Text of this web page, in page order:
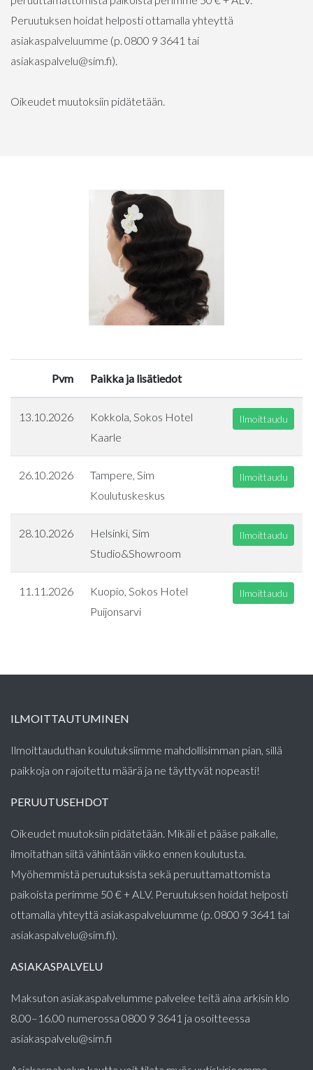
Peruutuksen hoidat helposti ottamalla yhteyttä
asiakaspalveluumme (p. 0800 9 3641 tai
asiakaspalvelu@sim.fi).
Oikeudet muutoksiin pidätetään.
Pvm Paikka ja lisätiedot
13.10.2026
Kokkola, Sokos Hotel
Kaarle
Ilmoittaudu
26.10.2026
Tampere, Sim
Koulutuskeskus
Ilmoittaudu
28.10.2026
Helsinki, Sim
Studio&Showroom
Ilmoittaudu
11.11.2026
Kuopio, Sokos Hotel
Puijonsarvi
Ilmoittaudu
ILMOITTAUTUMINEN
Ilmoittauduthan koulutuksiimme mahdollisimman pian, sillä
paikkoja on rajoitettu määrä ja ne täyttyvät nopeasti!
PERUUTUSEHDOT
Oikeudet muutoksiin pidätetään. Mikäli et pääse paikalle,
ilmoitathan siitä vähintään viikko ennen koulutusta.
Myöhemmistä peruutuksista sekä peruuttamattomista
paikoista perimme 50 € + ALV. Peruutuksen hoidat helposti
ottamalla yhteyttä asiakaspalveluumme (p. 0800 9 3641 tai
asiakaspalvelu@sim.fi).
ASIAKASPALVELU
Maksuton asiakaspalvelumme palvelee teitä aina arkisin klo
8.00–16.00 numerossa 0800 9 3641 ja osoitteessa
asiakaspalvelu@sim.fi